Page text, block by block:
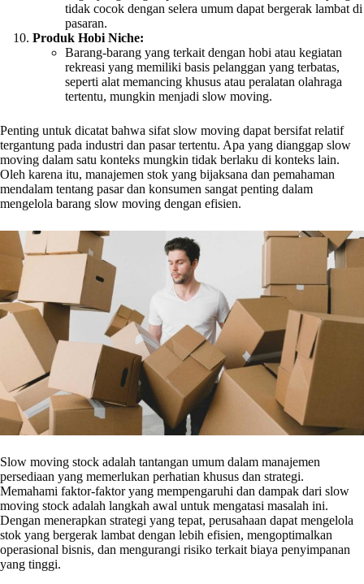
tidak cocok dengan selera umum dapat bergerak lambat di
pasaran.
Produk Hobi Niche:
Barang-barang yang terkait dengan hobi atau kegiatan
rekreasi yang memiliki basis pelanggan yang terbatas,
seperti alat memancing khusus atau peralatan olahraga
tertentu, mungkin menjadi slow moving.
Penting untuk dicatat bahwa sifat slow moving dapat bersifat relatif
tergantung pada industri dan pasar tertentu. Apa yang dianggap slow
moving dalam satu konteks mungkin tidak berlaku di konteks lain.
Oleh karena itu, manajemen stok yang bijaksana dan pemahaman
mendalam tentang pasar dan konsumen sangat penting dalam
mengelola barang slow moving dengan efisien.
Slow moving stock adalah tantangan umum dalam manajemen
persediaan yang memerlukan perhatian khusus dan strategi.
Memahami faktor-faktor yang mempengaruhi dan dampak dari slow
moving stock adalah langkah awal untuk mengatasi masalah ini.
Dengan menerapkan strategi yang tepat, perusahaan dapat mengelola
stok yang bergerak lambat dengan lebih efisien, mengoptimalkan
operasional bisnis, dan mengurangi risiko terkait biaya penyimpanan
yang tinggi.